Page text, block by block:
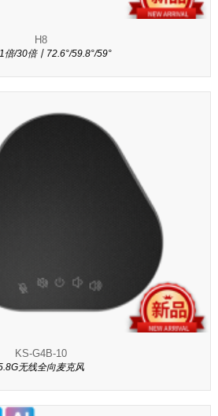
H8
倍/30倍丨72.6°/59.8°/59°
KS-G4B-10
无线全向麦克风